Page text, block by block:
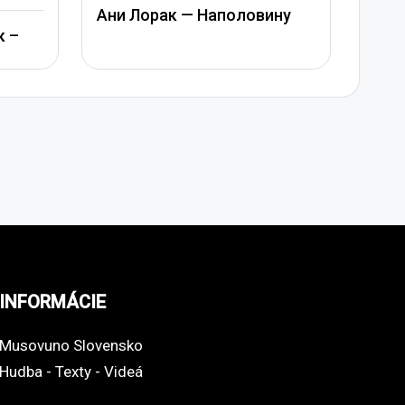
–
Ани Лорак — Наполовину
INFORMÁCIE
Musovuno Slovensko
Hudba - Texty - Videá